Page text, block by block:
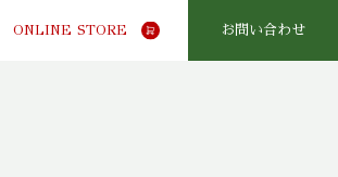
ONLINE STORE お問い合わせ